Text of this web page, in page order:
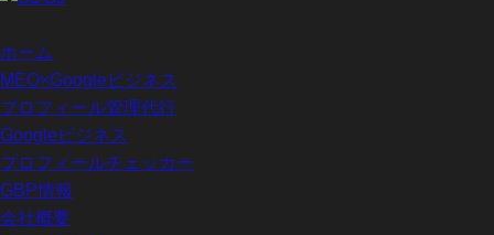
ホーム
MEO×Googleビジネス
プロフィール管理代行
Googleビジネス
プロフィールチェッカー
GBP情報
会社概要